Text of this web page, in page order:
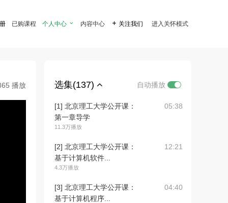
已购课程 个人中心  内容中心  关注我们 进入关怀模式
播放 选集(137) 自动播放
[1] 北京理工大学公开课：
第一章导学
11.3万播放
05:38
[2] 北京理工大学公开课：
基于计算机软件...
4.3万播放
12:21
[3] 北京理工大学公开课：
基于计算机程序...
04:40